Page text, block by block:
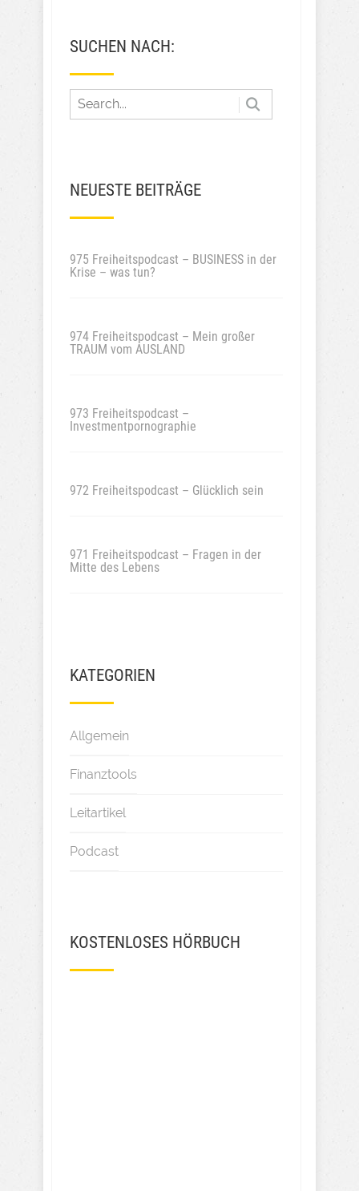
SUCHEN NACH:
NEUESTE BEITRÄGE
975 Freiheitspodcast – BUSINESS in der
Krise – was tun?
974 Freiheitspodcast – Mein großer
TRAUM vom AUSLAND
973 Freiheitspodcast –
Investmentpornographie
972 Freiheitspodcast – Glücklich sein
971 Freiheitspodcast – Fragen in der
Mitte des Lebens
KATEGORIEN
Allgemein
Finanztools
Leitartikel
Podcast
KOSTENLOSES HÖRBUCH